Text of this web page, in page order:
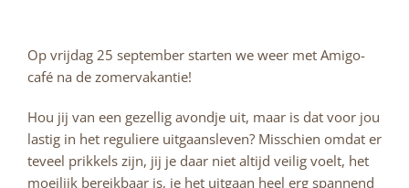
Op vrijdag 25 september starten we weer met Amigo-
café na de zomervakantie!
Hou jij van een gezellig avondje uit, maar is dat voor jou
lastig in het reguliere uitgaansleven? Misschien omdat er
teveel prikkels zijn, jij je daar niet altijd veilig voelt, het
moeilijk bereikbaar is, je het uitgaan heel erg spannend